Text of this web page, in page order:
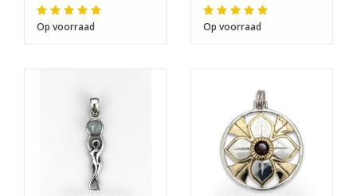
Op voorraad Op voorraad